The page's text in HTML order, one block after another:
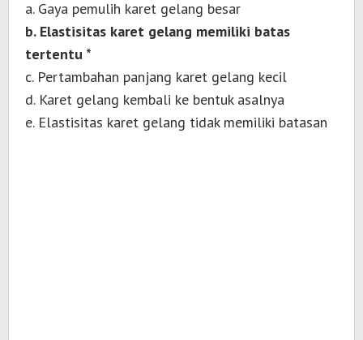
a. Gaya pemulih karet gelang besar
b. Elastisitas karet gelang memiliki batas
tertentu *
c. Pertambahan panjang karet gelang kecil
d. Karet gelang kembali ke bentuk asalnya
e. Elastisitas karet gelang tidak memiliki batasan